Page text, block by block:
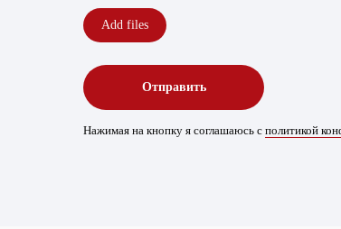
Add files
Отправить
Нажимая на кнопку я соглашаюсь с политикой